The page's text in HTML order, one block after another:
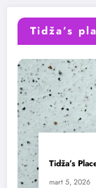
Tidža’s
Tidža’s
mart 5, 2026